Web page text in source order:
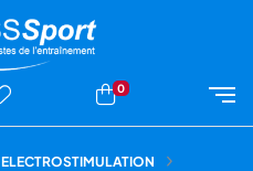
0
ELECTROSTIMULATION